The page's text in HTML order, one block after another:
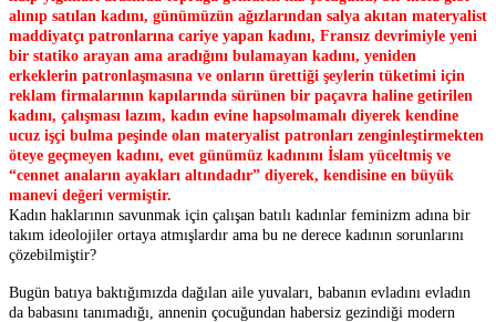
alınıp satılan kadını, günümüzün ağızlarından salya akıtan materyalist
maddiyatçı patronlarına cariye yapan kadını, Fransız devrimiyle yeni
bir statiko arayan ama aradığını bulamayan kadını, yeniden
erkeklerin patronlaşmasına ve onların ürettiği şeylerin tüketimi için
reklam firmalarının kapılarında sürünen bir paçavra haline getirilen
kadını, çalışması lazım, kadın evine hapsolmamalı diyerek kendine
ucuz işçi bulma peşinde olan materyalist patronları zenginleştirmekten
öteye geçmeyen kadını, evet günümüz kadınını İslam yüceltmiş ve
“cennet anaların ayakları altındadır” diyerek, kendisine en büyük
manevi değeri vermiştir.
Kadın haklarının savunmak için çalışan batılı kadınlar feminizm adına bir
takım ideolojiler ortaya atmışlardır ama bu ne derece kadının sorunlarını
çözebilmiştir?
Bugün batıya baktığımızda dağılan aile yuvaları, babanın evladını evladın
da babasını tanımadığı, annenin çocuğundan habersiz gezindiği modern